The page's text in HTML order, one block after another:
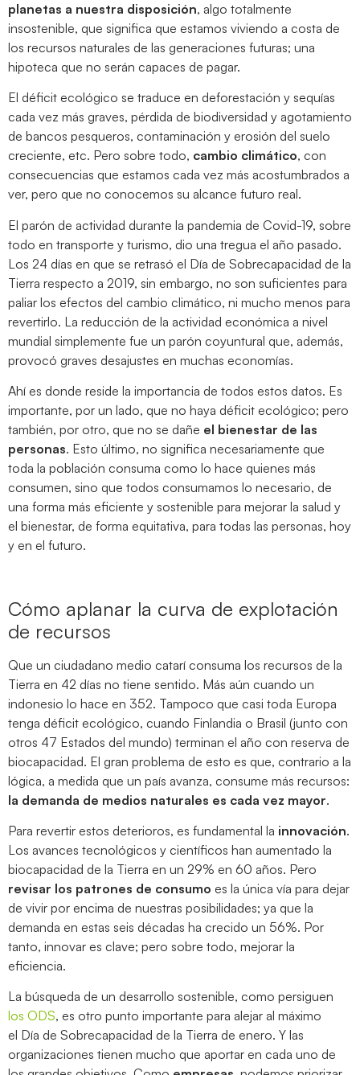
planetas a nuestra disposición, algo totalmente
insostenible, que significa que estamos viviendo a costa de
los recursos naturales de las generaciones futuras; una
hipoteca que no serán capaces de pagar.
El déficit ecológico se traduce en deforestación y sequías
cada vez más graves, pérdida de biodiversidad y agotamiento
de bancos pesqueros, contaminación y erosión del suelo
creciente, etc. Pero sobre todo, cambio climático, con
consecuencias que estamos cada vez más acostumbrados a
ver, pero que no conocemos su alcance futuro real.
El parón de actividad durante la pandemia de Covid-19, sobre
todo en transporte y turismo, dio una tregua el año pasado.
Los 24 días en que se retrasó el Día de Sobrecapacidad de la
Tierra respecto a 2019, sin embargo, no son suficientes para
paliar los efectos del cambio climático, ni mucho menos para
revertirlo. La reducción de la actividad económica a nivel
mundial simplemente fue un parón coyuntural que, además,
provocó graves desajustes en muchas economías.
Ahí es donde reside la importancia de todos estos datos. Es
importante, por un lado, que no haya déficit ecológico; pero
también, por otro, que no se dañe el bienestar de las
personas. Esto último, no significa necesariamente que
toda la población consuma como lo hace quienes más
consumen, sino que todos consumamos lo necesario, de
una forma más eficiente y sostenible para mejorar la salud y
el bienestar, de forma equitativa, para todas las personas, hoy
y en el futuro.
Cómo aplanar la curva de explotación
de recursos
Que un ciudadano medio catarí consuma los recursos de la
Tierra en 42 días no tiene sentido. Más aún cuando un
indonesio lo hace en 352. Tampoco que casi toda Europa
tenga déficit ecológico, cuando Finlandia o Brasil (junto con
otros 47 Estados del mundo) terminan el año con reserva de
biocapacidad. El gran problema de esto es que, contrario a la
lógica, a medida que un país avanza, consume más recursos:
la demanda de medios naturales es cada vez mayor.
Para revertir estos deterioros, es fundamental la innovación.
Los avances tecnológicos y científicos han aumentado la
biocapacidad de la Tierra en un 29% en 60 años. Pero
revisar los patrones de consumo es la única vía para dejar
de vivir por encima de nuestras posibilidades; ya que la
demanda en estas seis décadas ha crecido un 56%. Por
tanto, innovar es clave; pero sobre todo, mejorar la
eficiencia.
La búsqueda de un desarrollo sostenible, como persiguen
los ODS, es otro punto importante para alejar al máximo
el Día de Sobrecapacidad de la Tierra de enero. Y las
organizaciones tienen mucho que aportar en cada uno de